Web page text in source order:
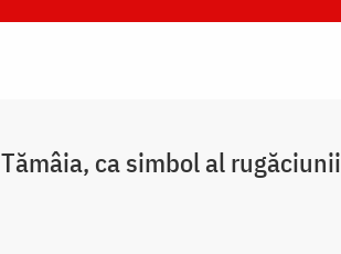
Tămâia, ca simbol al rugăciunii